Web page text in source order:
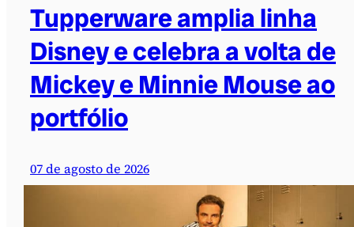
Tupperware amplia linha
Disney e celebra a volta de
Mickey e Minnie Mouse ao
portfólio
07 de agosto de 2026